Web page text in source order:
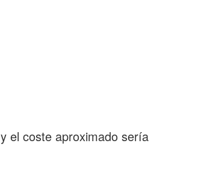
y el coste aproximado sería